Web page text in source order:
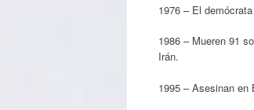
1976 – El
1986 – Mueren 91
Irán.
1995 – Asesinan en